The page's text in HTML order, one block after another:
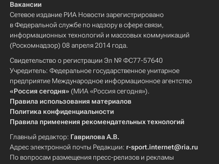
Вакансии
Сетевое издание РИА Новости зарегистрировано
в Федеральной службе по надзору в сфере связи,
информационных технологий и массовых коммуникаций
(Роскомнадзор) 08 апреля 2014 года.
Свидетельство о регистрации Эл № ФС77-57640
Учредитель: Федеральное государственное унитарное
предприятие Международное информационное агентство
«Россия сегодня» (МИА «Россия сегодня»).
Правила использования материалов
Политика конфиденциальности
Правила применения рекомендательных технологий
Главный редактор: Гаврилова А.В.
Адрес электронной почты Редакции: r-sport.internet@ria.ru
По вопросам размещения пресс-релизов и рекламы